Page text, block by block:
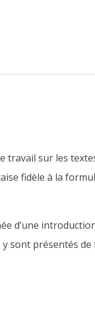
travail sur les
fidèle à la
d’une
sont présentés